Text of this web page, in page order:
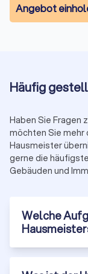
Je nach Bedarf
Technischer
technischer
Facility-
geeignet für
bei Notfällen
Angebot
Häufig
Haben Sie Fragen
möchten Sie mehr
Hausmeister
gerne die
Gebäuden und
Welche